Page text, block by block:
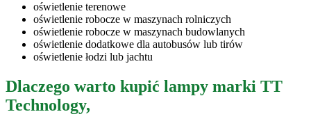
oświetlenie terenowe
oświetlenie robocze w maszynach rolniczych
oświetlenie robocze w maszynach budowlanych
oświetlenie dodatkowe dla autobusów lub tirów
oświetlenie łodzi lub jachtu
Dlaczego warto kupić lampy marki TT
Technology,